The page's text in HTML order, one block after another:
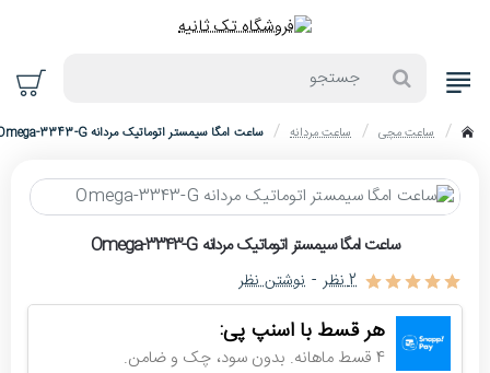
home
ساعت مچی ساعت مردانه ساعت امگا سیمستر اتوماتیک مردانه Omega-3343-G
اتمام موجودی
ساعت امگا سیمستر اتوماتیک مردانه Omega-3343-G
هر قسط با اسنپ پی:
4 قسط ماهانه. بدون سود، چک و ضامن.
2 نظر - نوشتن نظر